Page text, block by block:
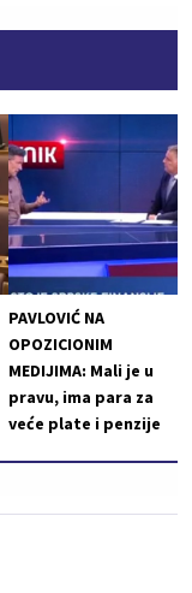
PAVLOVIĆ NA
OPOZICIONIM
MEDIJIMA: Mali je u
pravu, ima para za
veće plate i penzije